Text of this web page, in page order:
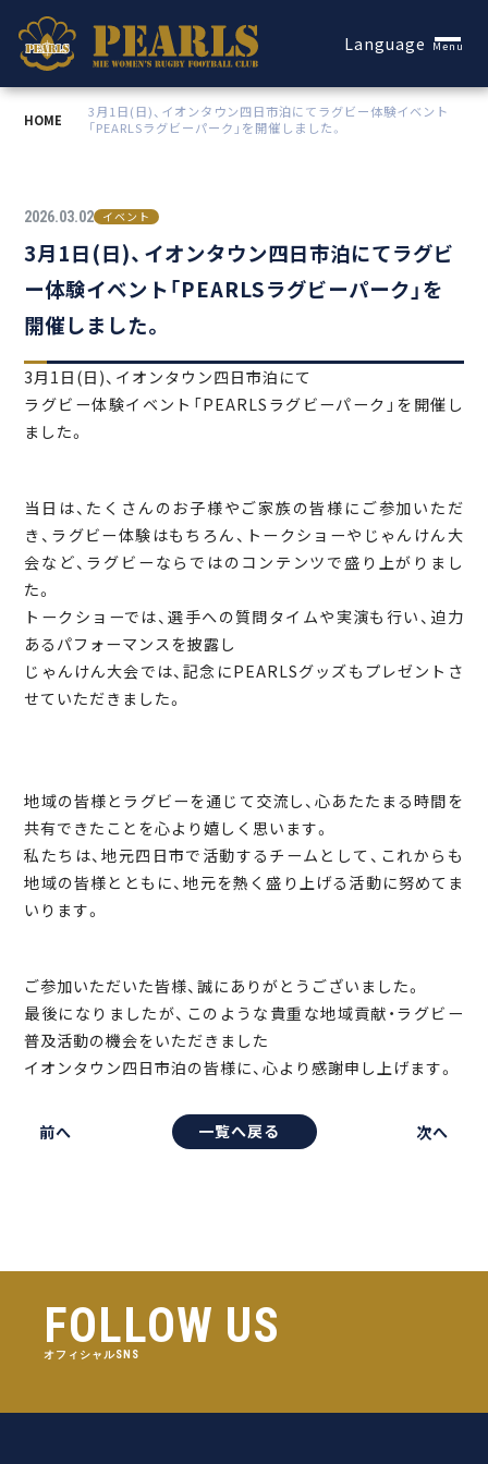
Language Menu
HOME
3月1日(日)、イオンタウン四日市泊にてラグビー体験イベント
「PEARLSラグビーパーク」を開催しました。
2026.03.02 イベント
3月1日(日)、イオンタウン四日市泊にてラグビ
ー体験イベント「PEARLSラグビーパーク」を
開催しました。
3月1日(日)、イオンタウン四日市泊にて
ラグビー体験イベント「PEARLSラグビーパーク」を開催し
ました。
当日は、たくさんのお子様やご家族の皆様にご参加いただ
き、ラグビー体験はもちろん、トークショーやじゃんけん大
会など、ラグビーならではのコンテンツで盛り上がりまし
た。
トークショーでは、選手への質問タイムや実演も行い、迫力
あるパフォーマンスを披露し
じゃんけん大会では、記念にPEARLSグッズもプレゼントさ
せていただきました。
地域の皆様とラグビーを通じて交流し、心あたたまる時間を
共有できたことを心より嬉しく思います。
私たちは、地元四日市で活動するチームとして、これからも
地域の皆様とともに、地元を熱く盛り上げる活動に努めてま
いります。
ご参加いただいた皆様、誠にありがとうございました。
最後になりましたが、このような貴重な地域貢献・ラグビー
普及活動の機会をいただきました
イオンタウン四日市泊の皆様に、心より感謝申し上げます。
前へ 一覧へ戻る 次へ
FOLLOW US
オフィシャルSNS